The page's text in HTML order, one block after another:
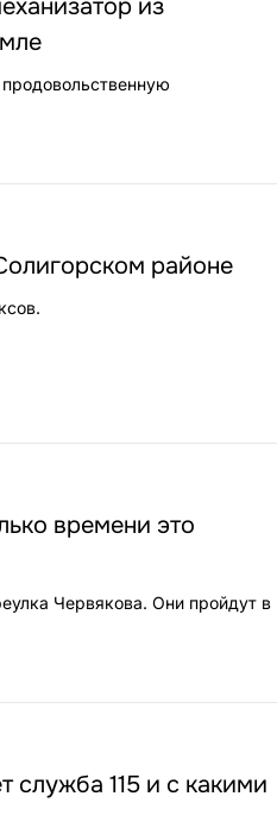
из
районе
времени это
Червякова. Они пройдут в
служба 115 и с какими